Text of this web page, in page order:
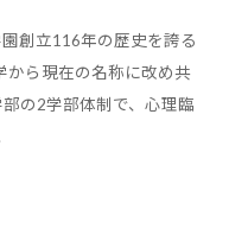
創立116年の歴史を誇る
から現在の名称に改め共
の2学部体制で、心理臨